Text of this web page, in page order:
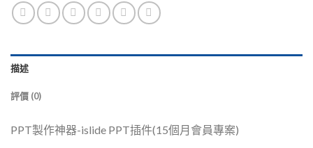
描述
評價 (0)
PPT製作神器-islide PPT插件(15個月會員專案)